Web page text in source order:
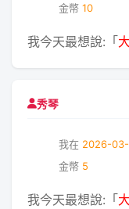
金幣 10
我今天最想說:「
秀琴
我在 2026-
金幣 5
我今天最想說:「